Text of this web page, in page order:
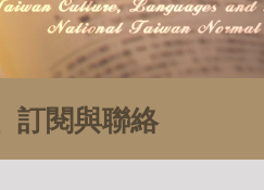
訂閱與聯絡